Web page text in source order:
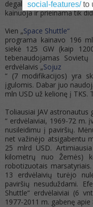
degalais ir oksidatoriais.
kainuoja ir prieinama tik
Vien „Space Shuttle“
programa kainavo 196
siekė 125 GW (kaip
tebenaudojamas Sovietų
erdvėlaivis „Sojuz
“ (7 modifikacijos) yra
įgulomis. Dabar juo
mln USD už kelionę į TKS.
Toliausiai JAV astronautus
“ erdvėlaiviai, 1969-72 m.
nusileidimu į paviršių.
net važinėjo atsigabentu
25 mlrd USD.
kilometrų nuo Žemės)
robotizuotais
13 erdvėlaivių turėjo
paviršių nesuduždami.
Shuttle“ erdvėlaiviai (6
1977-2011 m. gabenę
social-features/to